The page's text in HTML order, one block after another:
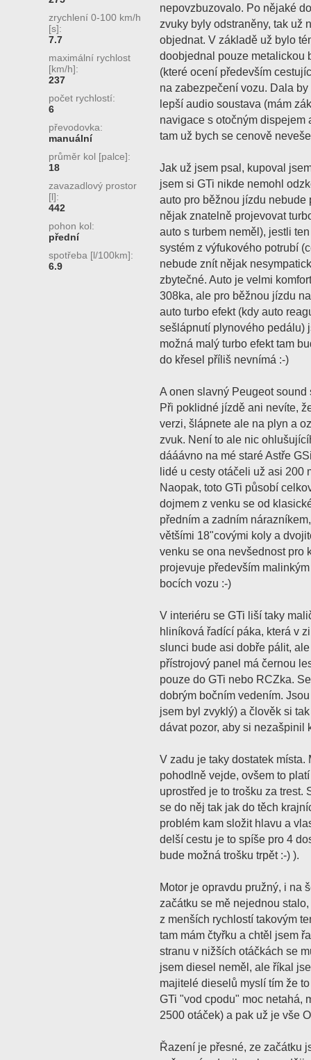
zrychlení 0-100 km/h
[s]:
7.7
maximální rychlost
[km/h]:
237
počet rychlostí:
6
převodovka:
manuální
průměr kol [palce]:
18
zavazadlový prostor
[l]:
442
pohon kol:
přední
spotřeba [l/100km]:
6.9
nepovzbuzovalo. Po nějaké
zvuky byly odstraněny, tak už
objednat. V základě už bylo
doobjednal pouze metalickou
(které ocení především
na zabezpečení vozu. Dala
lepší audio soustava (mám
navigace s otočným dispejem
tam už bych se cenově
Jak už jsem psal, kupoval
jsem si GTi nikde nemohl
auto pro běžnou jízdu
nějak znatelně projevovat
auto s turbem neměl), jestli
systém z výfukového potrubí
nebude znít nějak
zbytečné. Auto je velmi
308ka, ale pro běžnou jízdu
auto turbo efekt (kdy auto
sešlápnutí plynového pedálu)
možná malý turbo efekt tam
do křesel příliš nevnímá :-)
A onen slavný Peugeot
Při poklidné jízdě ani nevíte,
verzi, šlápnete ale na plyn a
zvuk. Není to ale nic
dááávno na mé staré Astře
lidé u cesty otáčeli už asi 200
Naopak, toto GTi působí
dojmem z venku se od
předním a zadním
většími 18"covými koly a
venku se ona nevšednost pro
projevuje především
bocích vozu :-)
V interiéru se GTi liší taky
hliníková řadící páka, která v
slunci bude asi dobře pálit,
přístrojový panel má černou
pouze do GTi nebo RCZka.
dobrým bočním vedením.
jsem byl zvyklý) a člověk si
dávat pozor, aby si nezašpinil
V zadu je taky dostatek místa.
pohodlně vejde, ovšem to
uprostřed je to trošku za trest.
se do něj tak jak do těch
problém kam složit hlavu a
delší cestu je to spíše pro 4
bude možná trošku trpět :-) ).
Motor je opravdu pružný, i na
začátku se mě nejednou
z menších rychlostí takovým
tam mám čtyřku a chtěl jsem
stranu v nižších otáčkách se
jsem diesel neměl, ale říkal
majitelé dieselů myslí tím že
GTi "vod cpodu" moc netahá,
2500 otáček) a pak už je vše
Řazení je přesné, ze začátku